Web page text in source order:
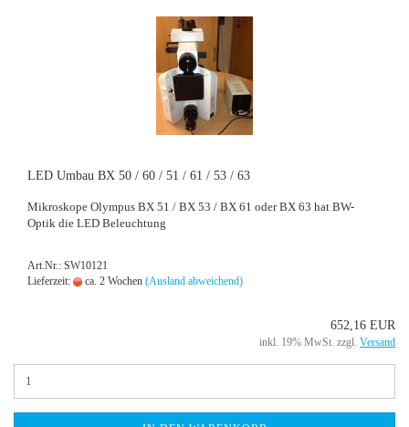
LED Umbau BX 50 / 60 / 51 / 61 / 53 / 63
Mi­kro­sko­pe Olym­pus BX 51 / BX 53 / BX 61 oder BX 63 hat BW-​
Optik die LED Be­leuch­tung
Art.Nr.: SW10121
Lieferzeit:
ca. 2 Wochen (Ausland abweichend)
652,16 EUR
inkl. 19% MwSt. zzgl. Versand